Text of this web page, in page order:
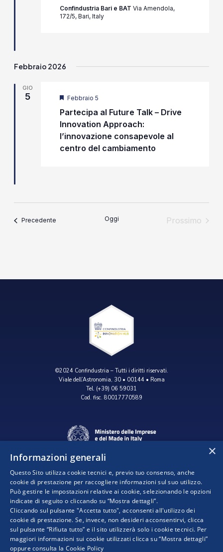
Confindustria Bari e BAT Via Amendola,
172/5, Bari, Italy
Febbraio 2026
GIO
5 Segnalati
Febbraio 5
Partecipa al Future Talk – Drive
Innovation Approach:
l’innovazione consapevole al
centro del cambiamento
Precedente Oggi
Prossimo
©2024 Confindustria – Tutti i diritti riservati.
Viale dell’Astronomia, 30 • 00144 • Roma
Tel. (+39) 06 59031
Cod. fisc. 80017770589
Progetto realizzato da:
×
Informazioni generali
Questo Sito utilizza cookie tecnici e, previo tuo consenso, anche
cookie di prestazione per raccogliere informazioni sul suo utilizzo.
Può gestire le impostazioni relative ai cookie, selezionando le opzioni
indicate di seguito o cliccando su “Mostra dettagli”.
Cliccando sul pulsante "Accetta tutto", acconsenti all'utilizzo dei
cookie di prestazione. Se, invece, non desideri acconsentirvi, clicca
sul pulsante “Rifiuta tutto” e il sito utilizzerà solo i cookie tecnici. Per
maggiori informazioni sui cookie utilizzati clicca su “Mostra dettagli”
oppure consulta la Cookie Policy